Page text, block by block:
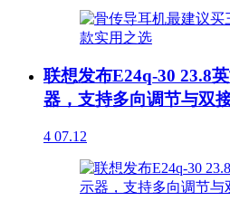
联想发布E24q-30 23.8
器，支持多向调节与双
4 07.12